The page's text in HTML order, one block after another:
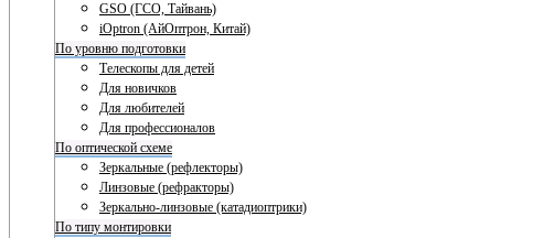
GSO (ГСО, Тайвань)
iOptron (АйОптрон, Китай)
По уровню подготовки
Телескопы для детей
Для новичков
Для любителей
Для профессионалов
По оптической схеме
Зеркальные (рефлекторы)
Линзовые (рефракторы)
Зеркально-линзовые (катадиоптрики)
По типу монтировки